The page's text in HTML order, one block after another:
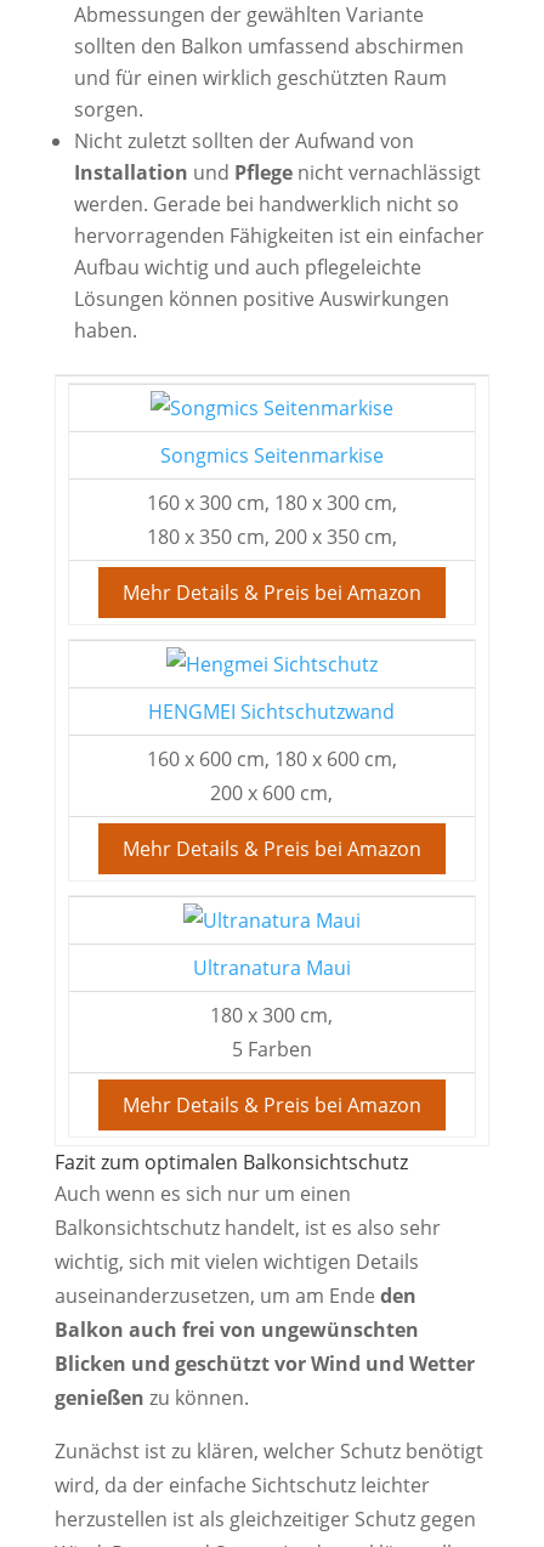
Abmessungen der gewählten Variante
sollten den Balkon umfassend abschirmen
und für einen wirklich geschützten Raum
sorgen.
Nicht zuletzt sollten der Aufwand von
Installation und Pflegenicht vernachlässigt
werden. Gerade bei handwerklich nicht so
hervorragenden Fähigkeiten ist ein einfacher
Aufbau wichtig und auch pflegeleichte
Lösungen können positive Auswirkungen
haben.
Songmics Seitenmarkise
160 x 300 cm, 180 x 300 cm,
180 x 350 cm, 200 x 350 cm,
Mehr Details & Preis bei Amazon
HENGMEI Sichtschutzwand
160 x 600 cm, 180 x 600 cm,
200 x 600 cm,
Mehr Details & Preis bei Amazon
Ultranatura Maui
180 x 300 cm,
5 Farben
Mehr Details & Preis bei Amazon
Fazit zum optimalen Balkonsichtschutz
Auch wenn es sich nur um einen
Balkonsichtschutz handelt, ist es also sehr
wichtig, sich mit vielen wichtigen Details
auseinanderzusetzen, um am Ende den
Balkon auch frei von ungewünschten
Blicken und geschützt vor Wind und Wetter
genießen zu können.
Zunächst ist zu klären, welcher Schutz benötigt
wird, da der einfache Sichtschutz leichter
herzustellen ist als gleichzeitiger Schutz gegen